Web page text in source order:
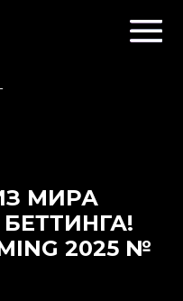
МИРА
2025 №